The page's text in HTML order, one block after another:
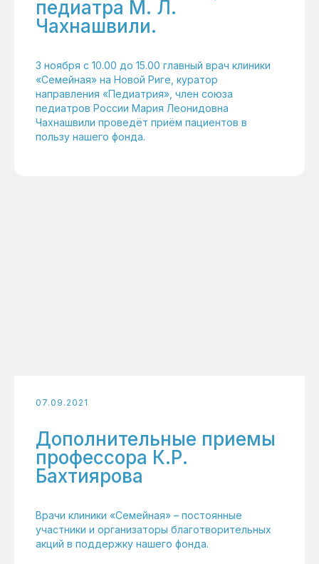
педиатра М. Л.
Чахнашвили.
3 ноября с 10.00 до 15.00 главный врач клиники
«Семейная» на Новой Риге, куратор
направления «Педиатрия», член союза
педиатров России Мария Леонидовна
Чахнашвили проведёт приём пациентов в
пользу нашего фонда.
07.09.2021
Дополнительные приемы
профессора К.Р.
Бахтиярова
Врачи клиники «Семейная» – постоянные
участники и организаторы благотворительных
акций в поддержку нашего фонда.